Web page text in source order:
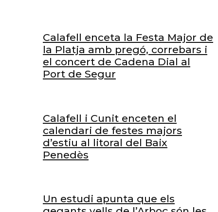
Calafell enceta la Festa Major de
la Platja amb pregó, correbars i
el concert de Cadena Dial al
Port de Segur
Calafell i Cunit enceten el
calendari de festes majors
d’estiu al litoral del Baix
Penedès
Un estudi apunta que els